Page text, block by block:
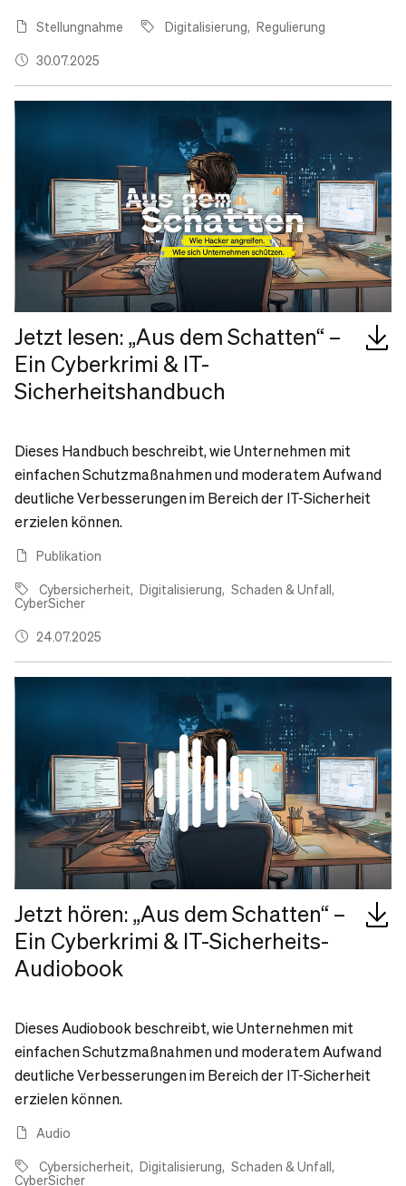
Stellungnahme Digitalisierung Regulierung
30.07.2025
Jetzt lesen: „Aus dem Schatten“ –
Ein Cyberkrimi & IT-
Sicherheitshandbuch
Dieses Handbuch beschreibt, wie Unternehmen mit
einfachen Schutzmaßnahmen und moderatem Aufwand
deutliche Verbesserungen im Bereich der IT-Sicherheit
erzielen können.
Publikation
Cybersicherheit Digitalisierung
Schaden & Unfall
CyberSicher
24.07.2025
Jetzt hören: „Aus dem Schatten“ –
Ein Cyberkrimi & IT-Sicherheits-
Audiobook
Dieses Audiobook beschreibt, wie Unternehmen mit
einfachen Schutzmaßnahmen und moderatem Aufwand
deutliche Verbesserungen im Bereich der IT-Sicherheit
erzielen können.
Audio
Cybersicherheit Digitalisierung
Schaden & Unfall
CyberSicher